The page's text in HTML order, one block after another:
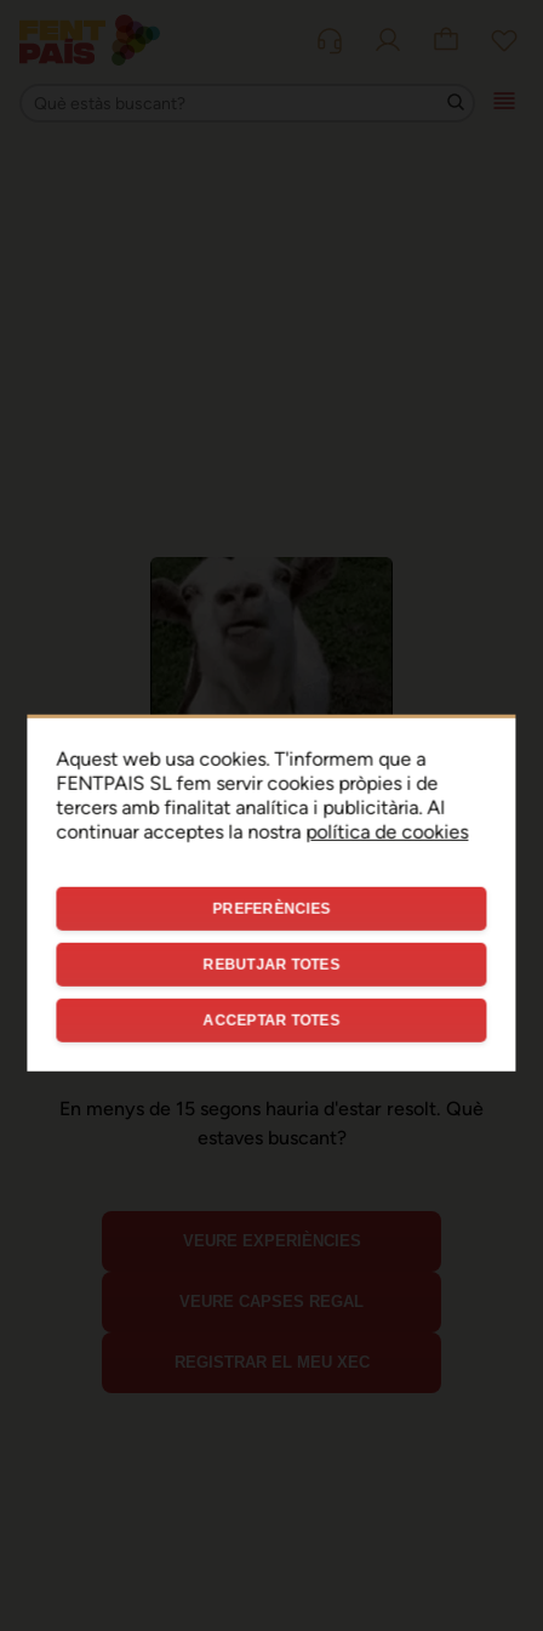
Ep, disculpa!
Sembla que hi ha hagut un
error de connexió temporal
En menys de 15 segons hauria d'estar resolt. Què
estaves buscant?
VEURE EXPERIÈNCIES
VEURE CAPSES REGAL
REGISTRAR EL MEU XEC
Aquest web usa cookies. T'informem que a
FENTPAIS SL fem servir cookies pròpies i de
tercers amb finalitat analítica i publicitària. Al
continuar acceptes la nostra política de cookies
PREFERÈNCIES
REBUTJAR TOTES
ACCEPTAR TOTES